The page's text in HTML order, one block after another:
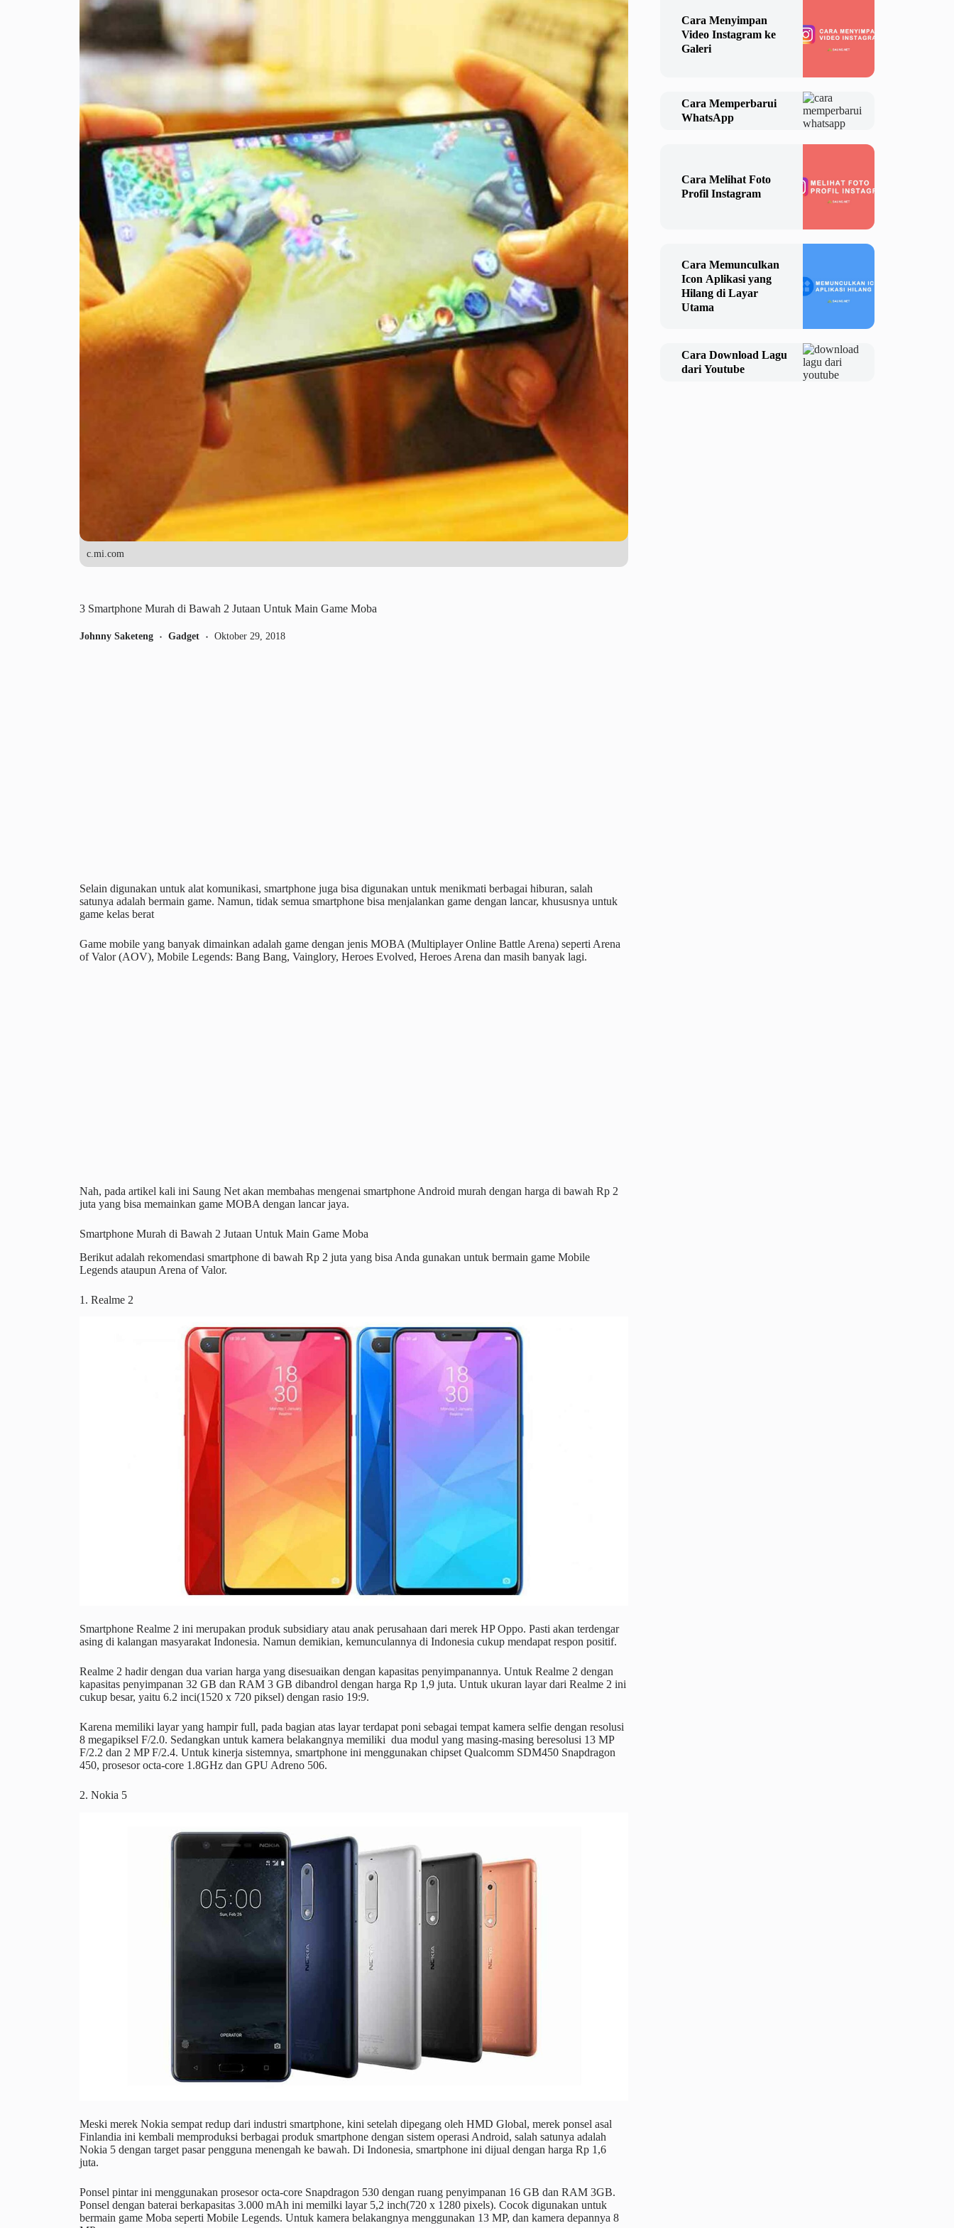
c.mi.com
3 Smartphone Murah di Bawah 2 Jutaan Untuk Main Game Moba
Johnny Saketeng Gadget Oktober 29, 2018
Selain digunakan untuk alat komunikasi, smartphone juga bisa digunakan untuk menikmati berbagai hiburan, salah
satunya adalah bermain game. Namun, tidak semua smartphone bisa menjalankan game dengan lancar, khususnya untuk
game kelas berat
Game mobile yang banyak dimainkan adalah game dengan jenis MOBA (Multiplayer Online Battle Arena) seperti Arena
of Valor (AOV), Mobile Legends: Bang Bang, Vainglory, Heroes Evolved, Heroes Arena dan masih banyak lagi.
Nah, pada artikel kali ini Saung Net akan membahas mengenai smartphone Android murah dengan harga di bawah Rp 2
juta yang bisa memainkan game MOBA dengan lancar jaya.
Smartphone Murah di Bawah 2 Jutaan Untuk Main Game Moba
Berikut adalah rekomendasi smartphone di bawah Rp 2 juta yang bisa Anda gunakan untuk bermain game Mobile
Legends ataupun Arena of Valor.
1. Realme 2
Smartphone Realme 2 ini merupakan produk subsidiary atau anak perusahaan dari merek HP Oppo. Pasti akan terdengar
asing di kalangan masyarakat Indonesia. Namun demikian, kemunculannya di Indonesia cukup mendapat respon positif.
Realme 2 hadir dengan dua varian harga yang disesuaikan dengan kapasitas penyimpanannya. Untuk Realme 2 dengan
kapasitas penyimpanan 32 GB dan RAM 3 GB dibandrol dengan harga Rp 1,9 juta. Untuk ukuran layar dari Realme 2 ini
cukup besar, yaitu 6.2 inci(1520 x 720 piksel) dengan rasio 19:9.
Karena memiliki layar yang hampir full, pada bagian atas layar terdapat poni sebagai tempat kamera selfie dengan resolusi
8 megapiksel F/2.0. Sedangkan untuk kamera belakangnya memiliki dua modul yang masing-masing beresolusi 13 MP
F/2.2 dan 2 MP F/2.4. Untuk kinerja sistemnya, smartphone ini menggunakan chipset Qualcomm SDM450 Snapdragon
450, prosesor octa-core 1.8GHz dan GPU Adreno 506.
2. Nokia 5
Meski merek Nokia sempat redup dari industri smartphone, kini setelah dipegang oleh HMD Global, merek ponsel asal
Finlandia ini kembali memproduksi berbagai produk smartphone dengan sistem operasi Android, salah satunya adalah
Nokia 5 dengan target pasar pengguna menengah ke bawah. Di Indonesia, smartphone ini dijual dengan harga Rp 1,6
juta.
Ponsel pintar ini menggunakan prosesor octa-core Snapdragon 530 dengan ruang penyimpanan 16 GB dan RAM 3GB.
Ponsel dengan baterai berkapasitas 3.000 mAh ini memilki layar 5,2 inch(720 x 1280 pixels). Cocok digunakan untuk
bermain game Moba seperti Mobile Legends. Untuk kamera belakangnya menggunakan 13 MP, dan kamera depannya 8
Cara Menyimpan
Video Instagram ke
Galeri
Cara Memperbarui
WhatsApp
Cara Melihat Foto
Profil Instagram
Cara Memunculkan
Icon Aplikasi yang
Hilang di Layar
Utama
Cara Download Lagu
dari Youtube